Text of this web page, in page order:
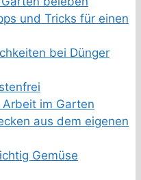
und Tricks für einen
bei Dünger
im Garten
aus dem eigenen
Gemüse